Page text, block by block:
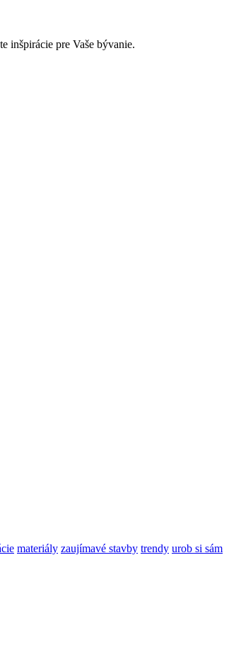
inšpirácie pre Vaše bývanie.
materiály zaujímavé stavby trendy urob si sám